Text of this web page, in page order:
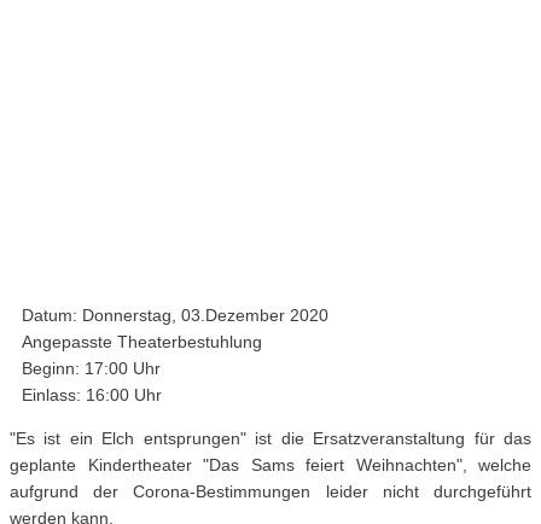
Datum: Donnerstag, 03.Dezember 2020
Angepasste Theaterbestuhlung
Beginn: 17:00 Uhr
Einlass: 16:00 Uhr
"Es ist ein Elch entsprungen" ist die Ersatzveranstaltung für das
geplante Kindertheater "Das Sams feiert Weihnachten", welche
aufgrund der Corona-Bestimmungen leider nicht durchgeführt
werden kann.